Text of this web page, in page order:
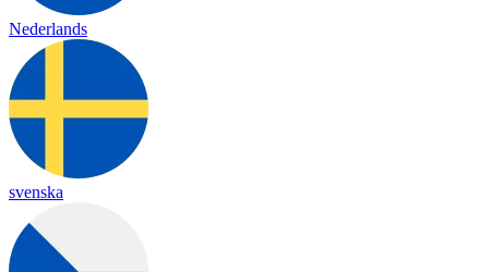
Nederlands
svenska